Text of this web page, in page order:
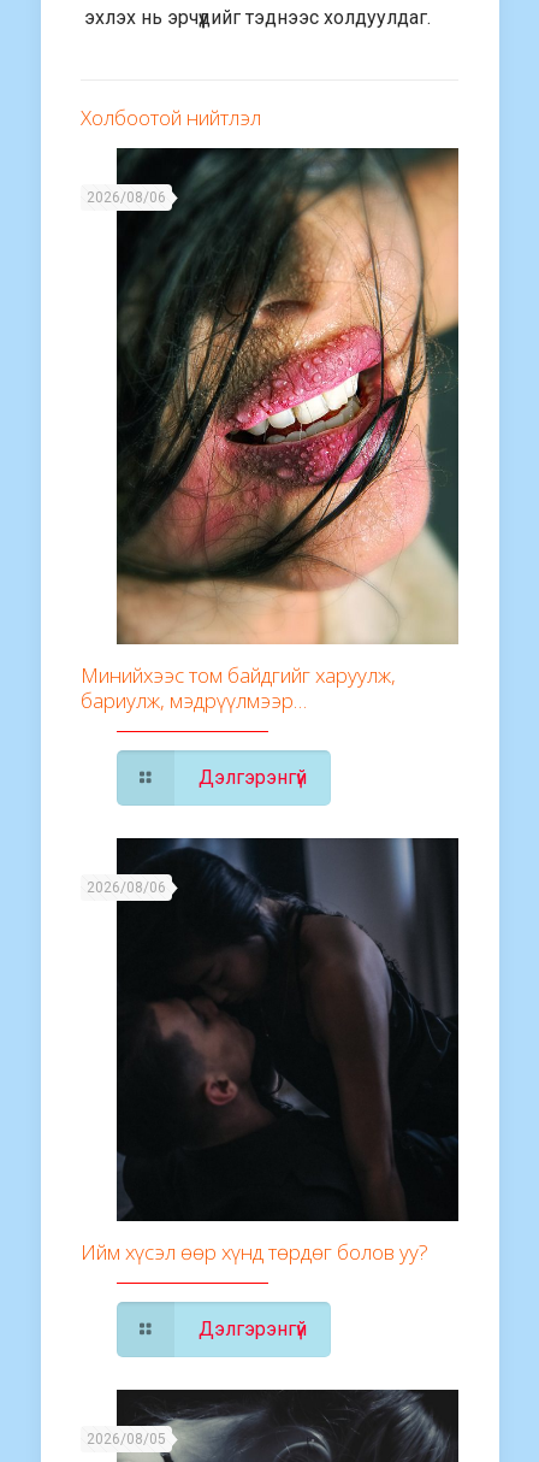
эхлэх нь эрчүүдийг тэднээс холдуулдаг.
Холбоотой нийтлэл
2026/08/06
Минийхээс том байдгийг харуулж,
бариулж, мэдрүүлмээр…
Дэлгэрэнгүй
2026/08/06
Ийм хүсэл өөр хүнд төрдөг болов уу?
Дэлгэрэнгүй
2026/08/05